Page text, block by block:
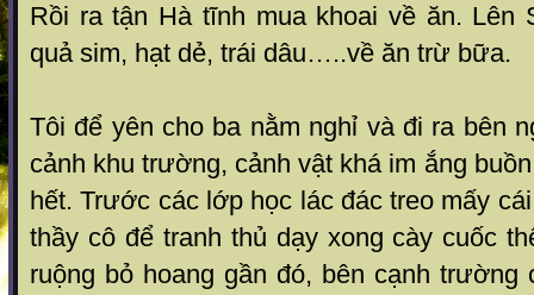
Rồi ra tận Hà tĩnh mua khoai về ăn. Lên
quả sim, hạt dẻ, trái dâu…..về ăn trừ bữa.
Tôi để yên cho ba nằm nghỉ và đi ra bên
cảnh khu trường, cảnh vật khá im ắng
hết. Trước các lớp học lác đác treo mấy
thầy cô để tranh thủ dạy xong cày cuốc
ruộng bỏ hoang gần đó, bên cạnh trường